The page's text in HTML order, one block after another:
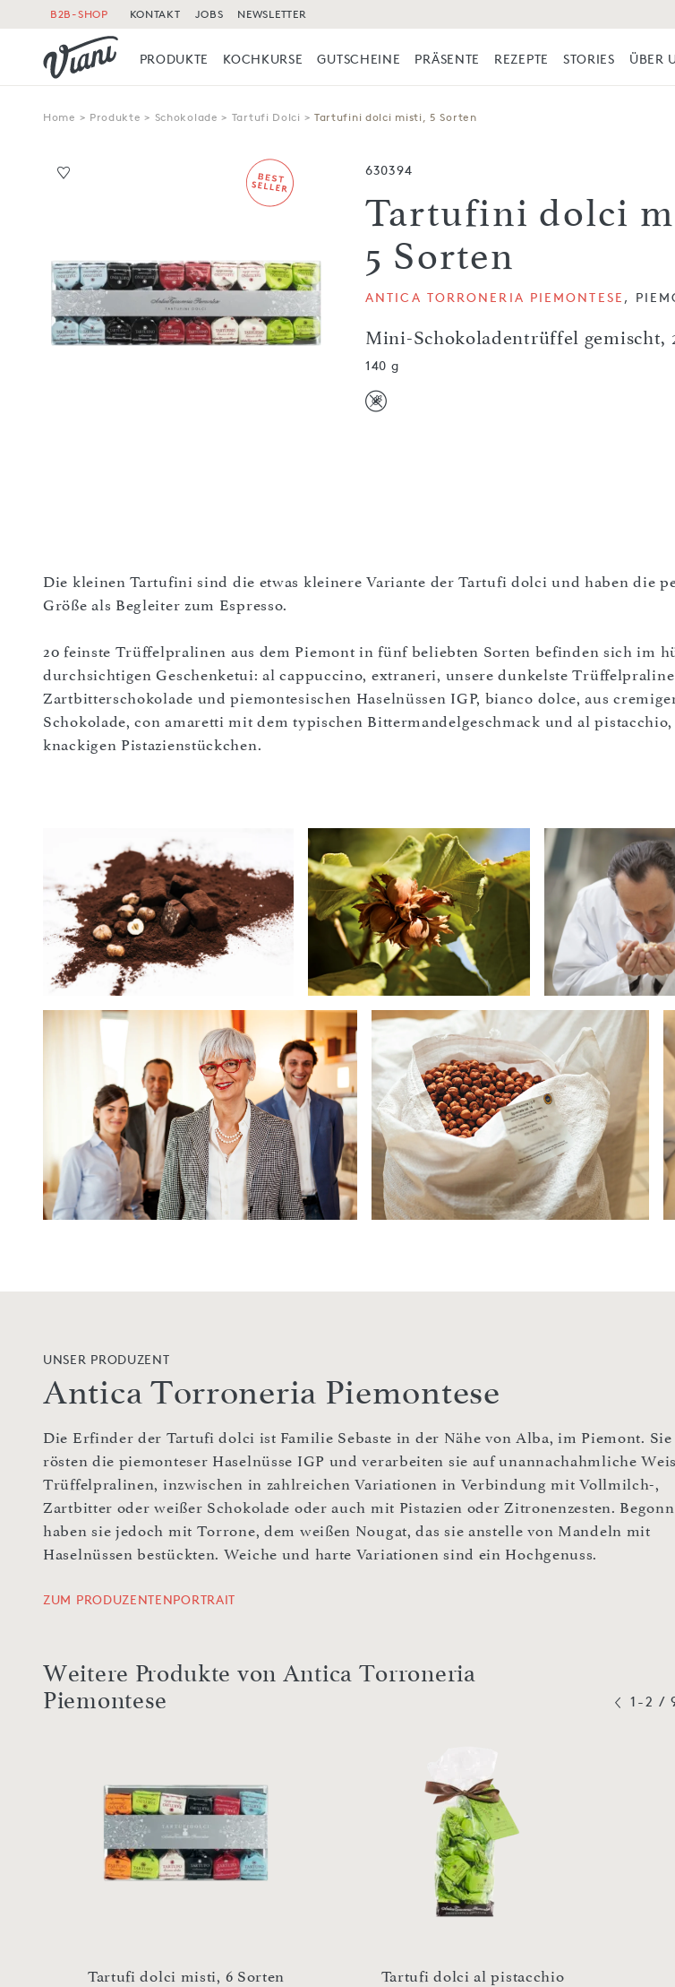
B2B-SHOP KONTAKT JOBS NEWSLETTER
PRODUKTE KOCHKURSE GUTSCHEINE PRÄSENTE REZEPTE STORIES ÜBER
Home > Produkte > Schokolade > Tartufi Dolci > Tartufini dolci misti, 5 Sorten
630394
Tartufini dolci
5 Sorten
Mini-Schokoladentrüffel gemischt,
ANTICA TORRONERIA PIEMONTESE ,
140 g
Die kleinen Tartufini sind die etwas kleinere Variante der Tartufi dolci und haben die
Größe als Begleiter zum Espresso.
20 feinste Trüffelpralinen aus dem Piemont in fünf beliebten Sorten befinden sich im
durchsichtigen Geschenketui: al cappuccino, extraneri, unsere dunkelste
Zartbitterschokolade und piemontesischen Haselnüssen IGP, bianco dolce, aus
Schokolade, con amaretti mit dem typischen Bittermandelgeschmack und al
knackigen Pistazienstückchen.
UNSER PRODUZENT
Antica Torroneria Piemontese
Die Erfinder der Tartufi dolci ist Familie Sebaste in der Nähe von Alba, im Piemont. Sie
rösten die piemonteser Haselnüsse IGP und verarbeiten sie auf unannachahmliche
Trüffelpralinen, inzwischen in zahlreichen Variationen in Verbindung mit Vollmilch-,
Zartbitter oder weißer Schokolade oder auch mit Pistazien oder Zitronenzesten.
haben sie jedoch mit Torrone, dem weißen Nougat, das sie anstelle von Mandeln mit
Haselnüssen bestückten. Weiche und harte Variationen sind ein Hochgenuss.
ZUM PRODUZENTENPORTRAIT
Weitere Produkte von Antica Torroneria
Piemontese
Tartufi dolci misti, 6 Sorten Tartufi dolci al pistacchio
1-2 /